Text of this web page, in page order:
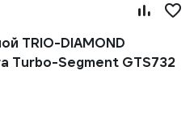
TRIO-DIAMOND
Turbo-Segment GTS732